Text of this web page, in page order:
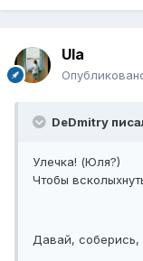
Ula
DeDmitry
Улечка! (Юля?)
Чтобы
Давай, соберись,